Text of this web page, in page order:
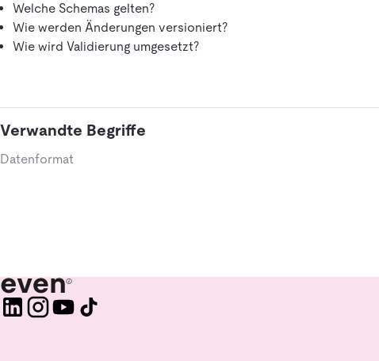
Welche Schemas gelten?
Wie werden Änderungen versioniert?
Wie wird Validierung umgesetzt?
Verwandte Begriffe
Datenformat